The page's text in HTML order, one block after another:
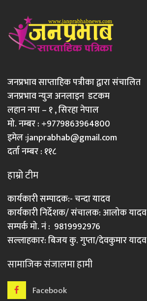
जनप्रभाव साप्ताहिक पत्रीका द्वारा संचालित
जनप्रभाव न्युज अनलाइन डटकम
लहान नपा – १ , सिरहा नेपाल
मो. नम्बर : +9779863964800
इमेल :janprabhab@gmail.com
दर्ता नम्बर : ११८
हाम्रो टीम
कार्यकारी सम्पादक:- चन्दा यादव
कार्यकारी निर्देशक/ संचालक: आलोक यादव
सम्पर्क मो. नं : 9819992976
सल्लाहकार: बिजय कु. गुप्ता/देवकुमार यादव
सामाजिक संजालमा हामी
Facebook